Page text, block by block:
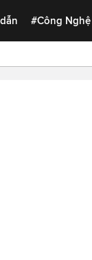
#Công Nghệ